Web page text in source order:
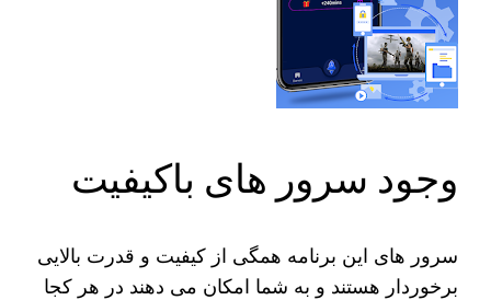
وجود سرور های باکیفیت
سرور های این برنامه‌ همگی از کیفیت و قدرت بالایی
برخوردار هستند و به شما امکان می دهند در هر کجا